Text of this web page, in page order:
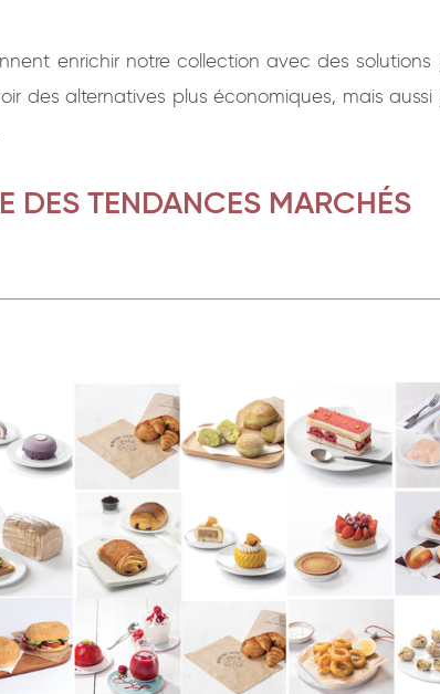
enrichir notre collection avec des solutions
des alternatives plus économiques, mais aussi
DES TENDANCES MARCHÉS